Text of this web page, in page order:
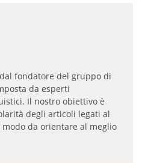
fondatore del gruppo di
da esperti
Il nostro obiettivo è
degli articoli legati al
da orientare al meglio